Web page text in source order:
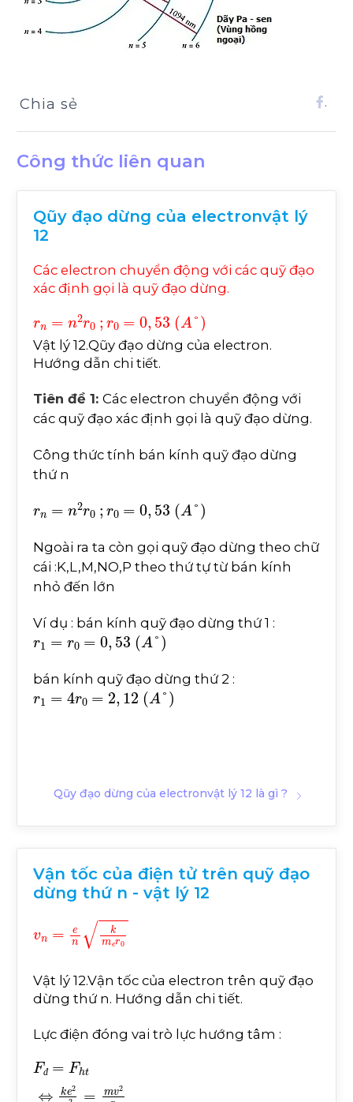
Chia sẻ .
Công thức liên quan
Qũy đạo dừng của electronvật lý
12
Các electron chuyển động với các quỹ đạo
xác định gọi là quỹ đạo dừng.
2r 53 A °
Vật lý 12.Qũy đạo dừng của electron.
Hướng dẫn chi tiết.
Tiên đề 1: Các electron chuyển động với
các quỹ đạo xác định gọi là quỹ đạo dừng.
Công thức tính bán kính quỹ đạo dừng
thứ n
2r 53 A °
Ngoài ra ta còn gọi quỹ đạo dừng theo chữ
cái :K,L,M,NO,P theo thứ tự từ bán kính
nhỏ đến lớn
Ví dụ : bán kính quỹ đạo dừng thứ 1 :
r 1 =r0 =0,53 A°
bán kính quỹ đạo dừng thứ 2 :
r1= 4 r0 = 2,12 A°
Qũy đạo dừng của electronvật lý 12 là gì ?
Vận tốc của điện tử trên quỹ đạo
dừng thứ n - vật lý 12
n mer0
Vật lý 12.Vận tốc của electron trên quỹ đạo
dừng thứ n. Hướng dẫn chi tiết.
Lực điện đóng vai trò lực hướng tâm :